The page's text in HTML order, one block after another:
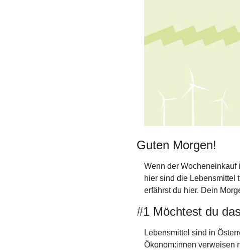
Guten Morgen!
Wenn der Wocheneinkauf
hier sind die Lebensmittel
erfährst du hier. Dein
#1 Möchtest du
Lebensmittel sind in
Ökonom:innen verweisen